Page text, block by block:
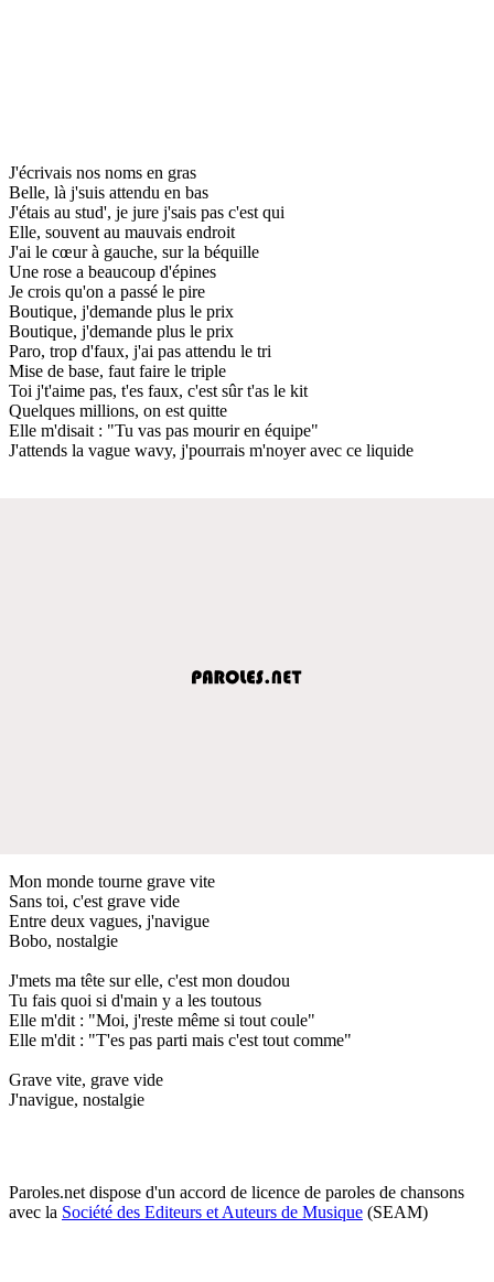
J'écrivais nos noms en gras
Belle, là j'suis attendu en bas
J'étais au stud', je jure j'sais pas c'est qui
Elle, souvent au mauvais endroit
J'ai le cœur à gauche, sur la béquille
Une rose a beaucoup d'épines
Je crois qu'on a passé le pire
Boutique, j'demande plus le prix
Boutique, j'demande plus le prix
Paro, trop d'faux, j'ai pas attendu le tri
Mise de base, faut faire le triple
Toi j't'aime pas, t'es faux, c'est sûr t'as le kit
Quelques millions, on est quitte
Elle m'disait : "Tu vas pas mourir en équipe"
J'attends la vague wavy, j'pourrais m'noyer avec ce liquide
Mon monde tourne grave vite
Sans toi, c'est grave vide
Entre deux vagues, j'navigue
Bobo, nostalgie
J'mets ma tête sur elle, c'est mon doudou
Tu fais quoi si d'main y a les toutous
Elle m'dit : "Moi, j'reste même si tout coule"
Elle m'dit : "T'es pas parti mais c'est tout comme"
Grave vite, grave vide
J'navigue, nostalgie
Paroles.net dispose d'un accord de licence de paroles de chansons
avec la Société des Editeurs et Auteurs de Musique (SEAM)